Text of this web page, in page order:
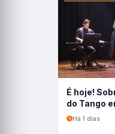
É hoje!
do Tango
Há 1 dias